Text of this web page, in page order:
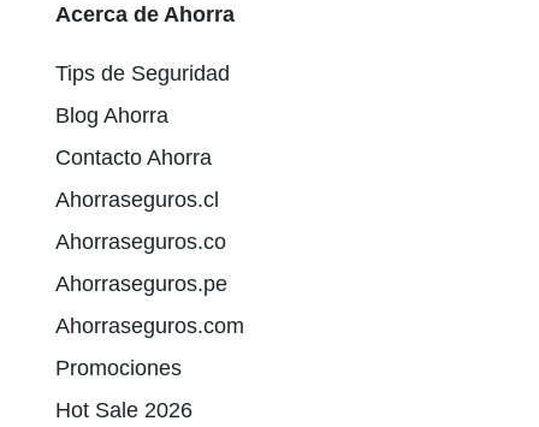
Acerca de Ahorra
Tips de Seguridad
Blog Ahorra
Contacto Ahorra
Ahorraseguros.cl
Ahorraseguros.co
Ahorraseguros.pe
Ahorraseguros.com
Promociones
Hot Sale 2026